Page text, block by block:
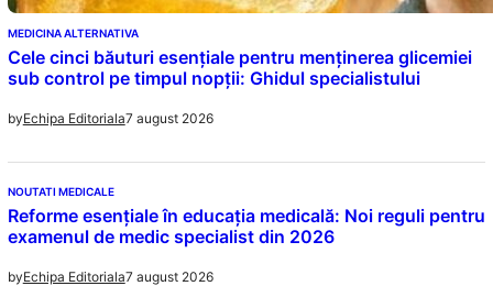
MEDICINA ALTERNATIVA
Cele cinci băuturi esențiale pentru menținerea glicemiei
sub control pe timpul nopții: Ghidul specialistului
byEchipa Editoriala7 august 2026
NOUTATI MEDICALE
Reforme esențiale în educația medicală: Noi reguli pentru
examenul de medic specialist din 2026
byEchipa Editoriala7 august 2026